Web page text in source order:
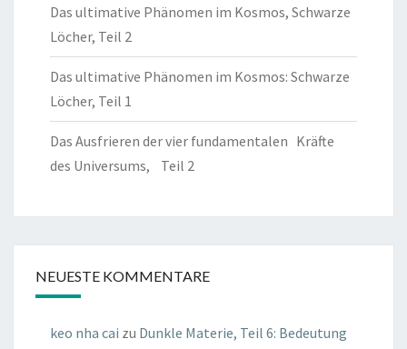
Das ultimative Phänomen im Kosmos, Schwarze
Löcher, Teil 2
Das ultimative Phänomen im Kosmos: Schwarze
Löcher, Teil 1
Das Ausfrieren der vier fundamentalen Kräfte
des Universums, Teil 2
NEUESTE KOMMENTARE
keo nha cai zu Dunkle Materie, Teil 6: Bedeutung